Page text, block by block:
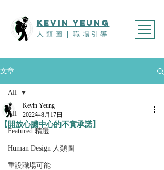
KEVIn YEUNG
人類圖 職場引導
文章
All
Featured 精選
Human Design 人類圖
重設職場可能
All
【開放心臟中心的不實承諾】
Kevin Yeung
2022年8月17日